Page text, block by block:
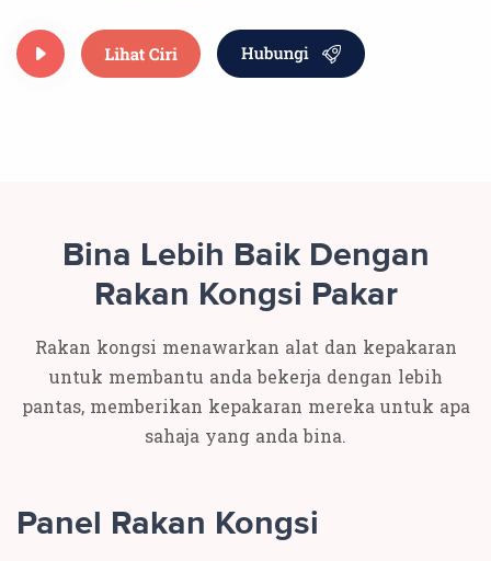
Bina Lebih Baik Dengan
Rakan Kongsi Pakar
Rakan kongsi menawarkan alat dan kepakaran
untuk membantu anda bekerja dengan lebih
pantas, memberikan kepakaran mereka untuk apa
sahaja yang anda bina.
Panel Rakan Kongsi